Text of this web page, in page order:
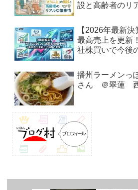
設と高齢者のリ
【2026年最新
最高売上を更新
社株買いで今後
播州ラーメンっ
さん ＠翠蓮 西